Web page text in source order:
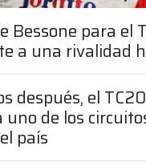
Bessone para el
a una rivalidad
después, el
uno de los
país